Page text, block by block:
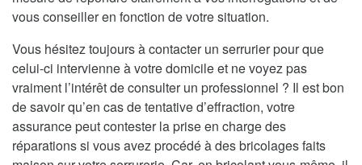
vous conseiller en fonction de votre situation.
Vous hésitez toujours à contacter un serrurier pour que
celui-ci intervienne à votre domicile et ne voyez pas
vraiment l’intérêt de consulter un professionnel ? Il est bon
de savoir qu’en cas de tentative d’effraction, votre
assurance peut contester la prise en charge des
réparations si vous avez procédé à des bricolages faits